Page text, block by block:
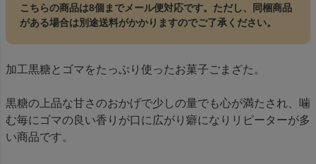
こちらの商品は8個までメール便対応です。ただし、同梱商品
がある場合は別途送料がかかりますのでご了承ください。
加工黒糖とゴマをたっぷり使ったお菓子ごまざた。
黒糖の上品な甘さのおかげで少しの量でも心が満たされ、噛
む毎にゴマの良い香りが口に広がり癖になりリピーターが多
い商品です。